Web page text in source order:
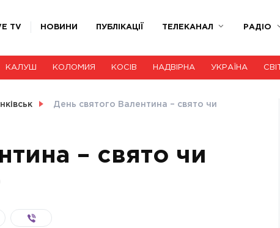
TV НОВИНИ ПУБЛІКАЦІЇ ТЕЛЕКАНАЛ РАДІО
КАЛУШ КОЛОМИЯ КОСІВ НАДВІРНА УКРАЇНА СВІТ
День святого Валентина – свято чи
– свято чи